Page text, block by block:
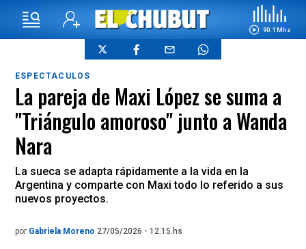
90.1 Mhz
ESPECTACULOS
La pareja de Maxi López se suma a
"Triángulo amoroso" junto a Wanda
Nara
La sueca se adapta rápidamente a la vida en la
Argentina y comparte con Maxi todo lo referido a sus
nuevos proyectos.
por Gabriela Moreno 27/05/2026 - 12.15.hs